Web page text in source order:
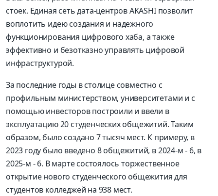
стоек. Единая сеть дата-центров AKASHI позволит
воплотить идею создания и надежного
функционирования цифрового хаба, а также
эффективно и безотказно управлять цифровой
инфраструктурой.
За последние годы в столице совместно с
профильным минис­терством, университетами и с
помощью инвесторов построили и ввели в
эксплуатацию 20 студенческих общежитий. Таким
образом, было создано 7 тысяч мест. К примеру, в
2023 году было введено 8 общежитий, в 2024-м - 6, в
2025-м - 6. В марте состоялось торжественное
открытие нового студенческого общежития для
студентов колледжей на 938 мест.